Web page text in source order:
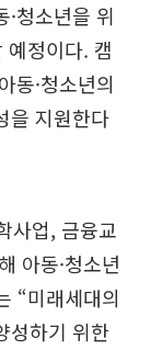
청소년을 위
예정이다. 캠
동·청소년의
을 지원한다
사업, 금융교
아동·청소년
“미래세대의
성하기 위한